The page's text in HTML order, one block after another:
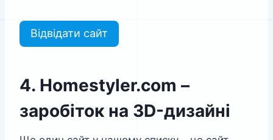
Відвідати сайт
4. Homestyler.com –
заробіток на 3D-дизайні